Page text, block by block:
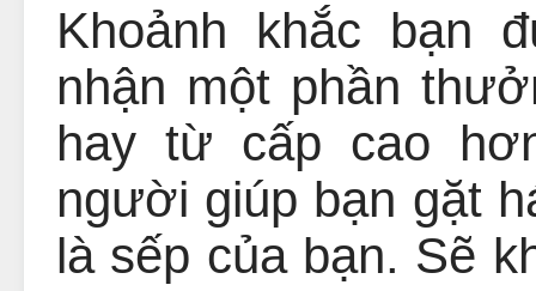
Khoảnh khắc bạn
nhận một phần
hay từ cấp cao
người giúp bạn gặt
là sếp của bạn. Sẽ